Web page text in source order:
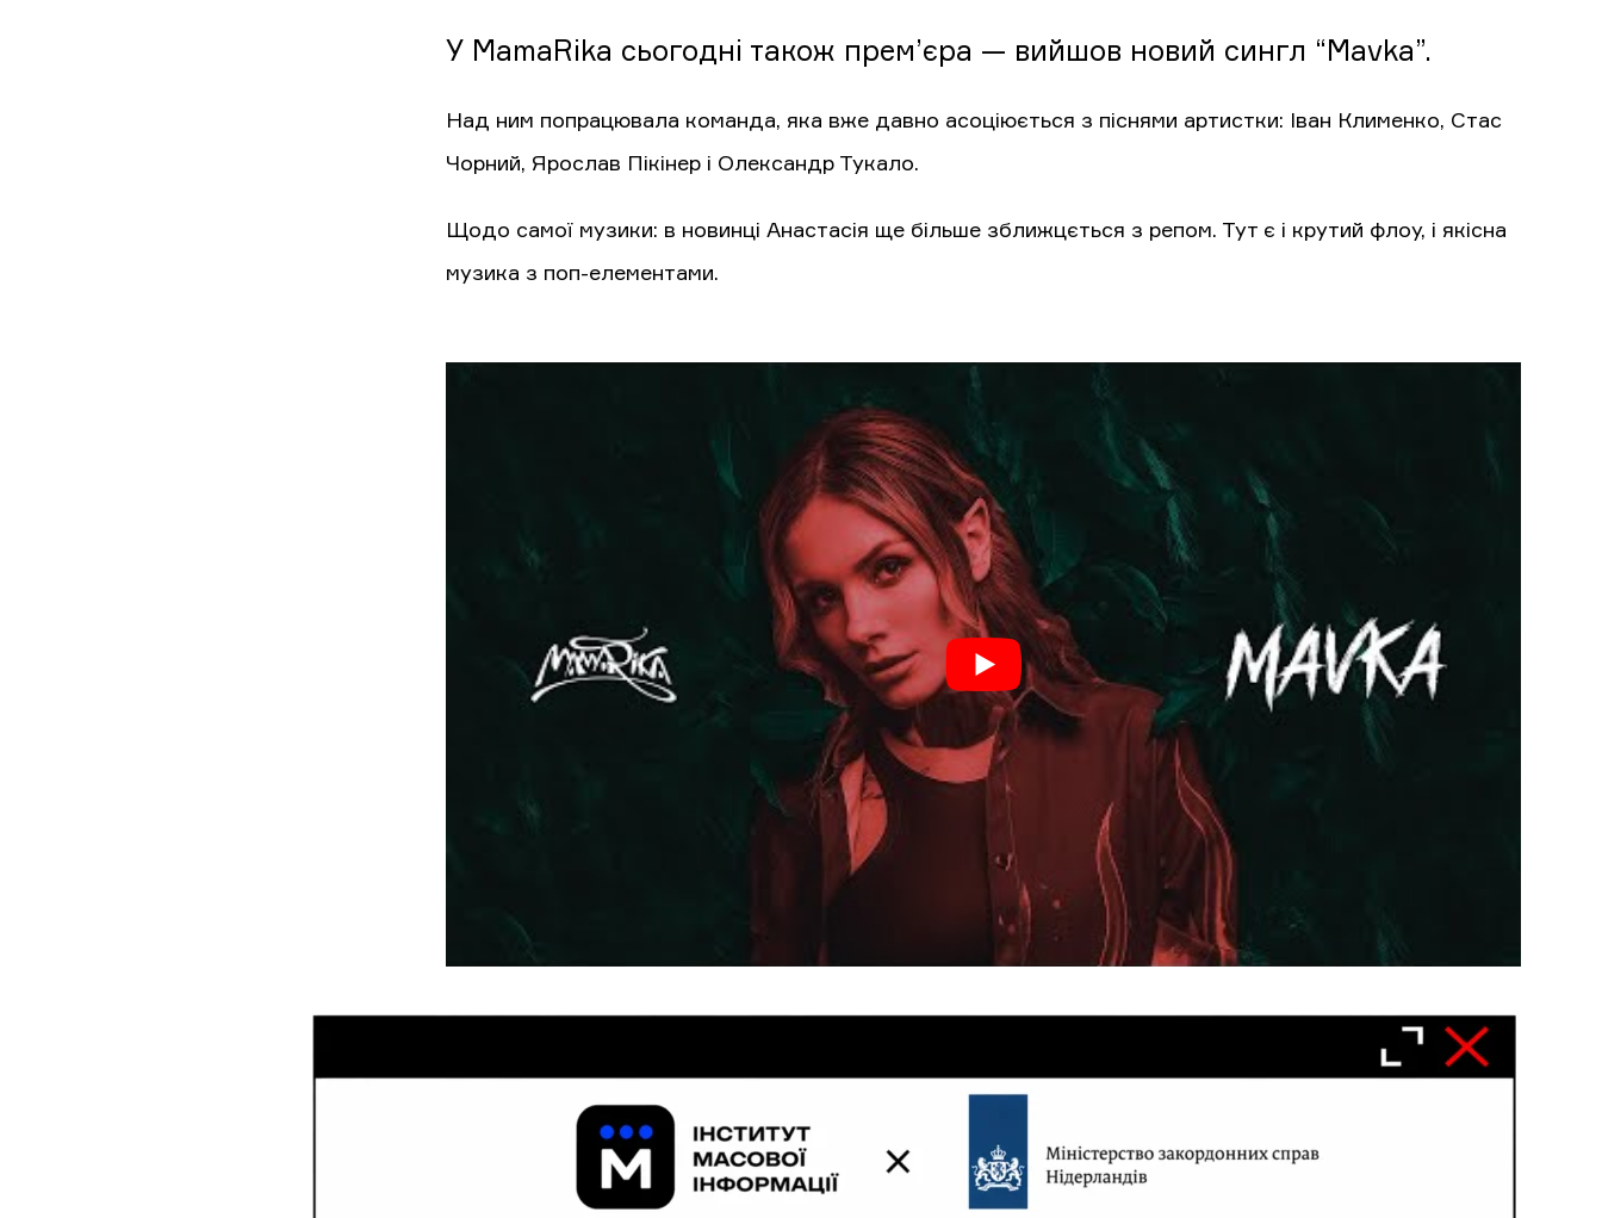
У MamaRika сьогодні також прем’єра — вийшов новий сингл “Mavka”.
Над ним попрацювала команда, яка вже давно асоціюється з піснями артистки: Іван Клименко, Стас
Чорний, Ярослав Пікінер і Олександр Тукало.
Щодо самої музики: в новинці Анастасія ще більше зближцється з репом. Тут є і крутий флоу, і якісна
музика з поп-елементами.